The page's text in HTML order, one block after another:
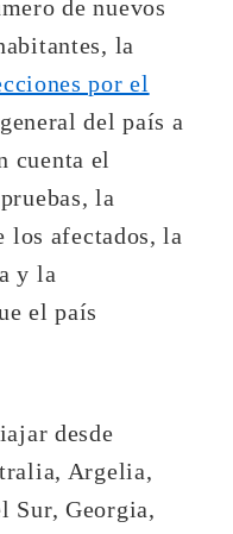
de nuevos
la
por el
del país a
cuenta el
la
afectados, la
y la
el país
desde
Argelia,
Sur, Georgia,